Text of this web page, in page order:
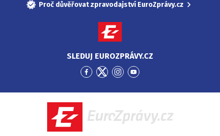
Proč důvěřovat zpravodajství EuroZprávy.cz
SLEDUJ EUROZPRÁVY.CZ
Přejít
Facebook
Přejít
Twitter
Přejít
Instagram
Přejít
YouTube
EuroZprávy.cz